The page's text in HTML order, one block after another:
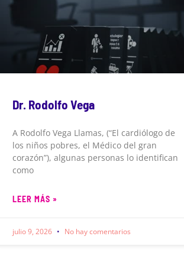
Dr. Rodolfo Vega
A Rodolfo Vega Llamas, (“El cardiólogo de
los niños pobres, el Médico del gran
corazón”), algunas personas lo identifican
como
LEER MÁS »
julio 9, 2026 No hay comentarios